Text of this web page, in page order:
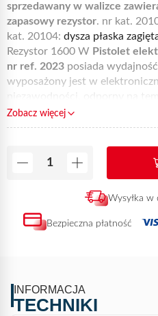
sprzedawany w walizce
zapasowy rezystor. nr kat.
kat. 20104: dysza płaska
Rezystor 1600 W Pistolet
nr ref. 2023 posiada
wyposażony jest w
niezawodności, odporny na
Szczotki węglowe mają długi
1500 godzin. Są one również
wielokrotnie. Zewnętrzny
chłodzony powietrzem może
innymi dyszami o różnych
Twojego dystrybutora Express
Zobacz więcej
Wysyłka w
Bezpieczna płatność
INFORMACJA
TECHNIKI